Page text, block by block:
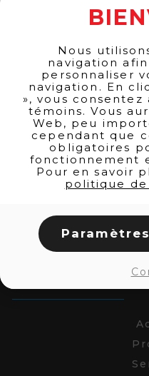
RETOUR AUX PRODUITS
Nous
navigation
personnaliser
navigation. En
», vous
témoins. Vous
Web, peu
cependant que
obligatoires
fonctionnement
Pour en savoir
politique
Paramètres